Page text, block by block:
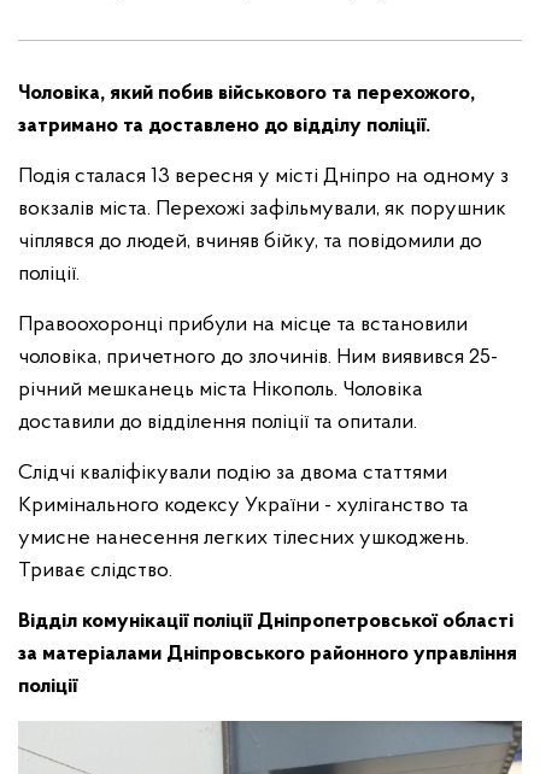
Чоловіка, який побив військового та перехожого,
затримано та доставлено до відділу поліції.
Подія сталася 13 вересня у місті Дніпро на одному з
вокзалів міста. Перехожі зафільмували, як порушник
чіплявся до людей, вчиняв бійку, та повідомили до
поліції.
Правоохоронці прибули на місце та встановили
чоловіка, причетного до злочинів. Ним виявився 25-
річний мешканець міста Нікополь. Чоловіка
доставили до відділення поліції та опитали.
Слідчі кваліфікували подію за двома статтями
Кримінального кодексу України - хуліганство та
умисне нанесення легких тілесних ушкоджень.
Триває слідство.
Відділ комунікації поліції Дніпропетровської області
за матеріалами Дніпровського районного управління
поліції